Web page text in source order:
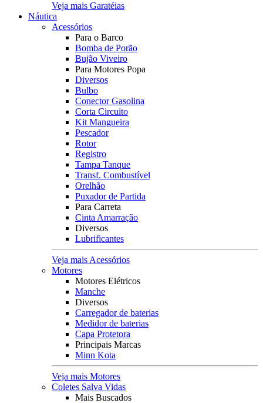
Veja mais Garatéias
Náutica
Acessórios
Para o Barco
Bomba de Porão
Bujão Viveiro
Para Motores Popa
Diversos
Bulbo
Conector Gasolina
Corta Circuito
Kit Mangueira
Pescador
Rotor
Registro
Tampa Tanque
Transf. Combustível
Orelhão
Puxador de Partida
Para Carreta
Cinta Amarração
Diversos
Lubrificantes
Veja mais Acessórios
Motores
Motores Elétricos
Manche
Diversos
Carregador de baterias
Medidor de baterias
Capa Protetora
Principais Marcas
Minn Kota
Veja mais Motores
Coletes Salva Vidas
Mais Buscados